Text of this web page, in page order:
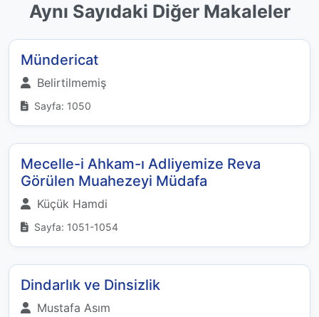
Aynı Sayıdaki Diğer Makaleler
Mündericat
Belirtilmemiş
Sayfa: 1050
Mecelle-i Ahkam-ı Adliyemize Reva
Görülen Muahezeyi Müdafa
Küçük Hamdi
Sayfa: 1051-1054
Dindarlık ve Dinsizlik
Mustafa Asım